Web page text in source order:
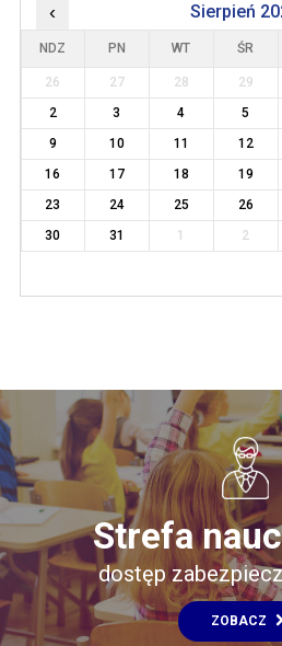
‹ Sierpień
NDZ PN WT ŚR
26 27 28 29
2
3 4 5
9
10 11 12
16
17 18 19
23
24 25 26
30
31 1 2
Strefa
dostęp
ZOBACZ